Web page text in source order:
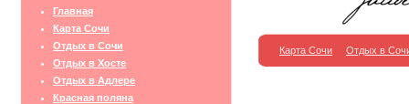
Главная
Карта Сочи
Отдых в Сочи
Отдых в Хосте
Отдых в Адлере
Красная поляна
Карта Сочи Отдых в